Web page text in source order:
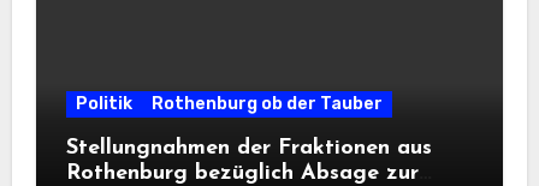
Politik Rothenburg ob der Tauber
Stellungnahmen der Fraktionen aus
Rothenburg bezüglich Absage zur